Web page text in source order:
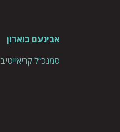
אבינעם בוארון
סמנכ”ל קריאייטיב